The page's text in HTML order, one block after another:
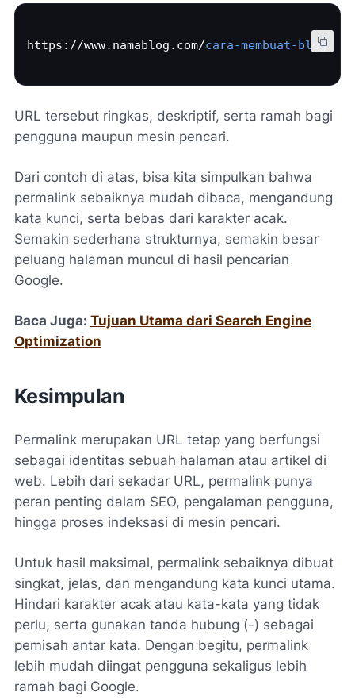
https://www. namablog.com/cara-membuat-blog
URL tersebut ringkas, deskriptif, serta ramah bagi
pengguna maupun mesin pencari.
Dari contoh di atas, bisa kita simpulkan bahwa
permalink sebaiknya mudah dibaca, mengandung
kata kunci, serta bebas dari karakter acak.
Semakin sederhana strukturnya, semakin besar
peluang halaman muncul di hasil pencarian
Google.
Baca Juga: Tujuan Utama dari Search Engine
Optimization
Kesimpulan
Permalink merupakan URL tetap yang berfungsi
sebagai identitas sebuah halaman atau artikel di
web. Lebih dari sekadar URL, permalink punya
peran penting dalam SEO, pengalaman pengguna,
hingga proses indeksasi di mesin pencari.
Untuk hasil maksimal, permalink sebaiknya dibuat
singkat, jelas, dan mengandung kata kunci utama.
Hindari karakter acak atau kata-kata yang tidak
perlu, serta gunakan tanda hubung (-) sebagai
pemisah antar kata. Dengan begitu, permalink
lebih mudah diingat pengguna sekaligus lebih
ramah bagi Google.